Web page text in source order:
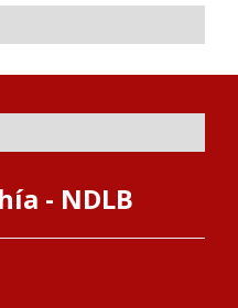
- NDLB